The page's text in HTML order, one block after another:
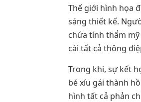
Thế giới hình họa
sáng thiết kế.
chứa tính thẩm
cài tất cả thông
Trong khi, sự kết
bé xíu gái thành
hình tất cả phản